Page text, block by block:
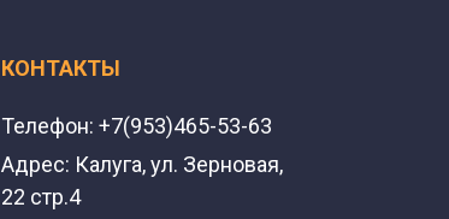
КОНТАКТЫ
Телефон: +7(953)465-53-63
Адрес: Калуга, ул. Зерновая,
22 стр.4